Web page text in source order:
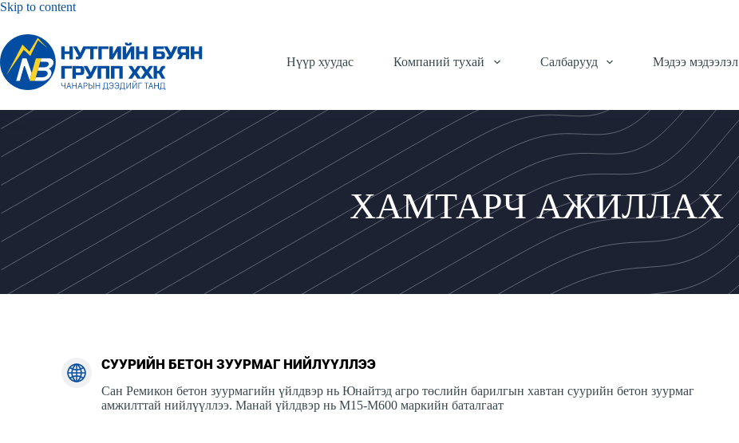
Skip to content
Нүүр хуудас Компаний тухай Салбарууд Мэдээ мэдээлэл
ХАМТАРЧ АЖИЛЛАХ
СУУРИЙН БЕТОН ЗУУРМАГ НИЙЛҮҮЛЛЭЭ
Сан Ремикон бетон зуурмагийн үйлдвэр нь Юнайтэд агро төслийн барилгын хавтан суурийн бетон зуурмаг
амжилттай нийлүүллээ. Манай үйлдвэр нь M15-M600 маркийн баталгаат